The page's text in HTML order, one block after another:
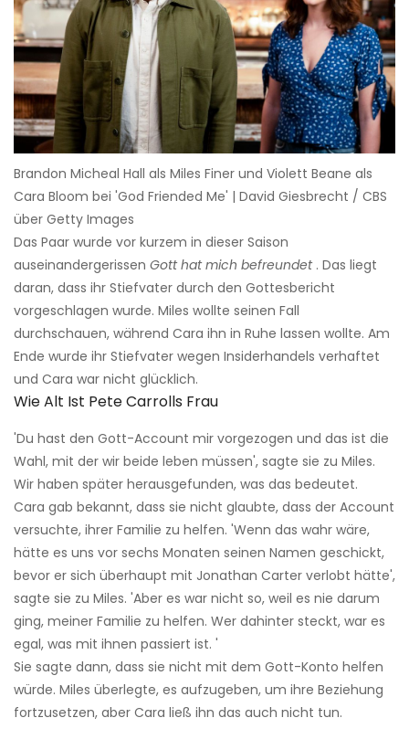
Brandon Micheal Hall als Miles Finer und Violett Beane als
Cara Bloom bei 'God Friended Me' | David Giesbrecht / CBS
über Getty Images
Das Paar wurde vor kurzem in dieser Saison
auseinandergerissen Gott hat mich befreundet. Das liegt
daran, dass ihr Stiefvater durch den Gottesbericht
vorgeschlagen wurde. Miles wollte seinen Fall
durchschauen, während Cara ihn in Ruhe lassen wollte. Am
Ende wurde ihr Stiefvater wegen Insiderhandels verhaftet
und Cara war nicht glücklich.
Wie Alt Ist Pete Carrolls Frau
'Du hast den Gott-Account mir vorgezogen und das ist die
Wahl, mit der wir beide leben müssen', sagte sie zu Miles.
Wir haben später herausgefunden, was das bedeutet.
Cara gab bekannt, dass sie nicht glaubte, dass der Account
versuchte, ihrer Familie zu helfen. 'Wenn das wahr wäre,
hätte es uns vor sechs Monaten seinen Namen geschickt,
bevor er sich überhaupt mit Jonathan Carter verlobt hätte',
sagte sie zu Miles. 'Aber es war nicht so, weil es nie darum
ging, meiner Familie zu helfen. Wer dahinter steckt, war es
egal, was mit ihnen passiert ist. '
Sie sagte dann, dass sie nicht mit dem Gott-Konto helfen
würde. Miles überlegte, es aufzugeben, um ihre Beziehung
fortzusetzen, aber Cara ließ ihn das auch nicht tun.